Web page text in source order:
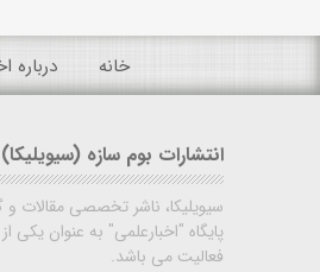
خانه درباره
انتشارات بوم سازه (سیویلیکا)
سیویلیکا، ناشر تخصصی مقالات
پایگاه "اخبارعلمی" به عنوان یکی
فعالیت می باشد.